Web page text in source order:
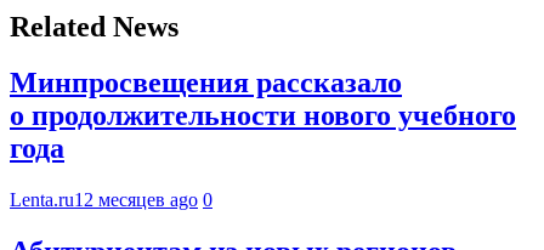
Related News
Минпросвещения рассказало
о продолжительности нового учебного
года
Lenta.ru12 месяцев ago 0